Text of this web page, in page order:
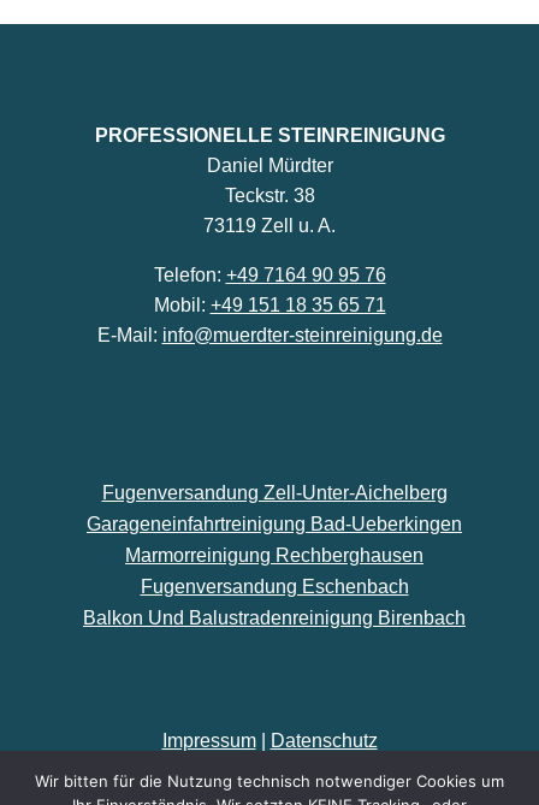
PROFESSIONELLE STEINREINIGUNG
Daniel Mürdter
Teckstr. 38
73119 Zell u. A.
Telefon: +49 7164 90 95 76
Mobil: +49 151 18 35 65 71
E-Mail: info@muerdter-steinreinigung.de
Fugenversandung Zell-Unter-Aichelberg
Garageneinfahrtreinigung Bad-Ueberkingen
Marmorreinigung Rechberghausen
Fugenversandung Eschenbach
Balkon Und Balustradenreinigung Birenbach
Impressum| Datenschutz
Made by kaelberer-online.de
Wir bitten für die Nutzung technisch notwendiger Cookies um